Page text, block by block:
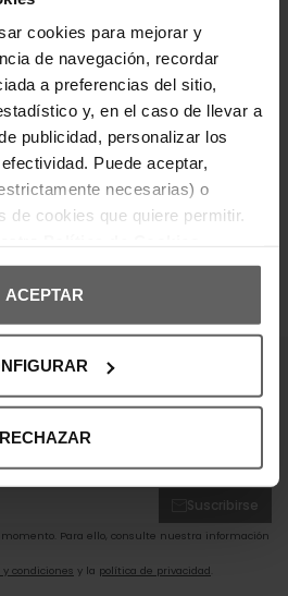
cookies para mejorar y
de navegación, recordar
a preferencias del sitio,
y, en el caso de llevar a
publicidad, personalizar los
Puede aceptar,
necesarias) o
de cookies que quiere permitir.
ACEPTAR
RECHAZAR
Diseño de 5 bolsillos.
las novedades y
y no te pierdas nada.
Suscribirse
Para ello, consulte nuestra información
condiciones y la política de privacidad